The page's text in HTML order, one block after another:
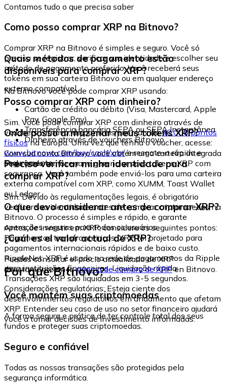
Contamos tudo o que precisa saber
Como posso comprar XRP na Bitnovo?
Comprar XRP na Bitnovo é simples e seguro. Você só
precisa se registrar, verificar sua identidade e escolher seu
método de pagamento preferido. Você receberá seus
tokens em sua carteira Bitnovo ou em qualquer endereço
externo compatível.
Quais métodos de pagamento estão
disponíveis para comprar XRP?
Na Bitnovo você pode comprar XRP usando:
Cartão de crédito ou débito (Visa, Mastercard, Apple
Pay, Google Pay)
Transferência bancária SEPA ou SEPA Instantânea
Dinheiro através de vouchers Bitnovo
Posso comprar XRP com dinheiro?
Sim. Você pode comprar XRP com dinheiro através de
vouchers Bitnovo, disponíveis em mais de40.000 pontos
físicosna Europa. Uma vez que tenha o voucher, acesse:
www.bitnovo.com/buy/cash/xrp/e resgate-o rápida e
seguramente.
Onde posso armazenar meus tokens XRP?
Com sua conta Bitnovo você obtém uma carteira integrada
onde pode armazenar e gerenciar seus tokens XRP com
segurança. Você também pode enviá-los para uma carteira
externa compatível com XRP, como XUMM, Toast Wallet
ou Ledger.
Preciso verificar minha identidade para
comprar XRP?
Sim. Devido às regulamentações legais, é obrigatório
verificar sua identidade antes de comprar criptomoedas na
Bitnovo. O processo é simples e rápido, e garante
operações seguras para todos os usuários.
O que devo considerar antes de comprar XRP?
Antes de investir em XRP, considere os seguintes pontos:
Pagamentos transfronteiriços: XRP foi projetado para
pagamentos internacionais rápidos e de baixo custo.
RippleNet: XRP é usado na rede de pagamentos da Ripple
para instituições financeiras. Liquidação rápida:
Transações XRP são liquidadas em 3-5 segundos.
Considerações regulatórias: Esteja ciente dos
desenvolvimentos regulatórios em andamento que afetam
XRP. Entender seu caso de uso no setor financeiro ajudará
você a tomar decisões de investimento informadas.
¿Cuál es el valor actual de XRP?
Puedes consultar el precio actualizado de XRP
directamente en lapágina de compra de XRPen Bitnovo.
Por que Bitnovo?
Você mantém suas criptomoedas
A forma segura e prática de ter controle total dos seus
fundos e proteger suas criptomoedas.
Seguro e confiável
Todas as nossas transações são protegidas pela
segurança informática.